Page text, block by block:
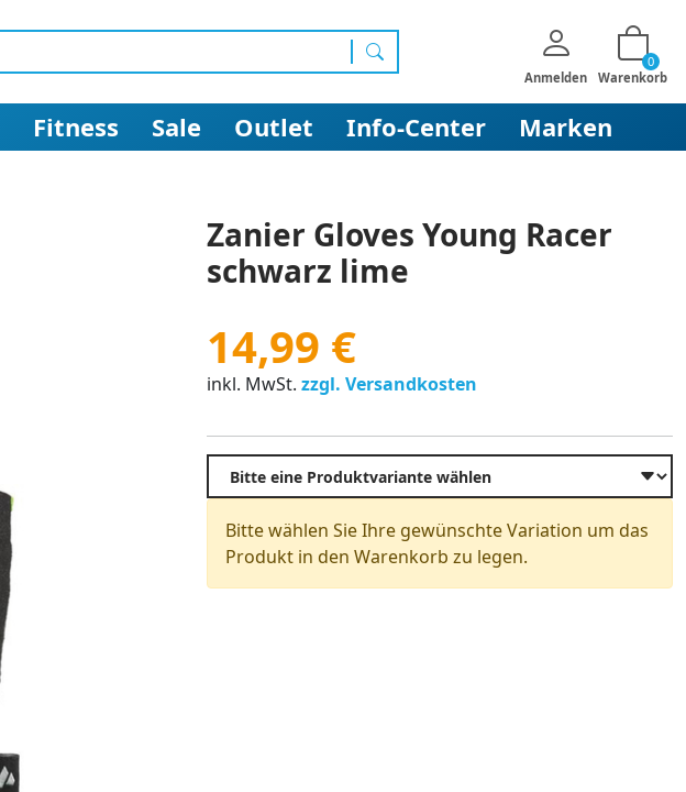
Suchen Anmelden Warenkorb
0
Fitness Sale Outlet Info-Center Marken
Zanier Gloves Young Racer
schwarz lime
14,99 €
inkl. MwSt. zzgl. Versandkosten
Bitte wählen Sie Ihre gewünschte Variation um das
Produkt in den Warenkorb zu legen.